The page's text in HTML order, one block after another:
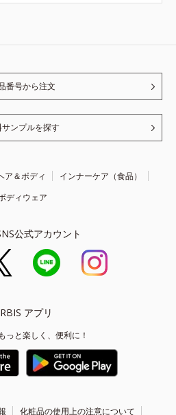
番号から注文
サンプルを探す
ア＆ボディ
インナーケア（食品）
ディウェア
公式アカウント
アプリ
っと楽しく、便利に！
化粧品の使用上の注意について